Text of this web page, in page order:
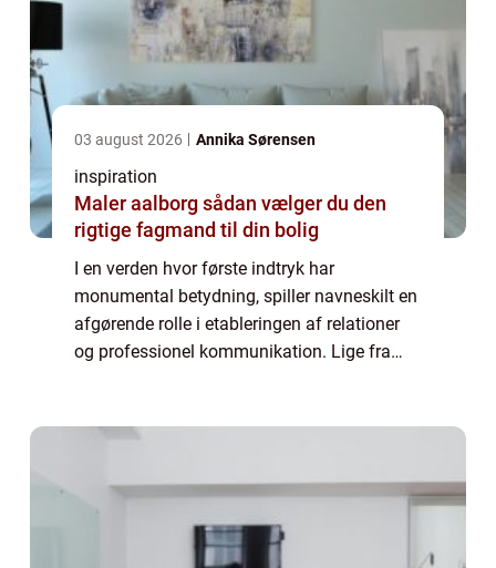
03 august 2026 Annika Sørensen
inspiration
Maler aalborg sådan vælger du den
rigtige fagmand til din bolig
I en verden hvor første indtryk har
monumental betydning, spiller navneskilt en
afgørende rolle i etableringen af relationer
og professionel kommunikation. Lige fra